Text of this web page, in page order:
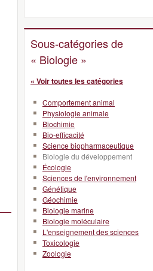
Sous-catégories de
« Biologie »
« Voir toutes les catégories
Comportement animal
Physiologie animale
Biochimie
Bio-efficacité
Science biopharmaceutique
Biologie du développement
Écologie
Sciences de l'environnement
Génétique
Géochimie
Biologie marine
Biologie moléculaire
L'enseignement des sciences
Toxicologie
Zoologie